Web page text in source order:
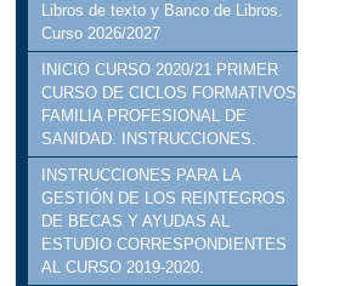
Libros de texto y Banco de Libros.
Curso 2026/2027
INICIO CURSO 2020/21 PRIMER
CURSO DE CICLOS FORMATIVOS
FAMILIA PROFESIONAL DE
SANIDAD. INSTRUCCIONES.
INSTRUCCIONES PARA LA
GESTIÓN DE LOS REINTEGROS
DE BECAS Y AYUDAS AL
ESTUDIO CORRESPONDIENTES
AL CURSO 2019-2020.